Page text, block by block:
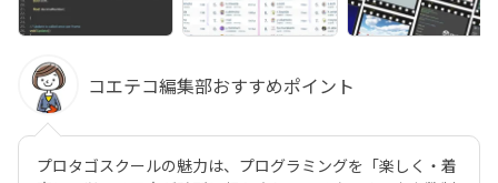
コエテコ編集部おすすめポイント
プロタゴスクールの魅力は、プログラミングを「楽しく・着